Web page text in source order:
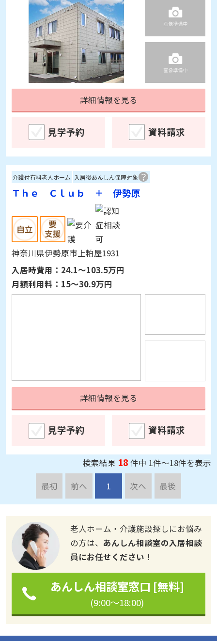
詳細情報を見る
見学予約 資料請求
介護付有料老人ホーム 入居後あんしん保障対象
Ｔｈｅ Ｃｌｕｂ ＋ 伊勢原
神奈川県伊勢原市上粕屋1931
入居時費用： 24.1～103.5万円
月額利用料： 15～30.9万円
詳細情報を見る
見学予約 資料請求
検索結果 18件中 1件～18件を表示
最初
前へ 1 次へ 最後
老人ホーム・介護施設探しにお悩み
の方は、 あんしん相談室の入居相談
員にお任せください！
あんしん相談室窓口 [無料]
(9:00～18:00)